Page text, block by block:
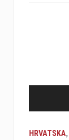
HRVATSKA,